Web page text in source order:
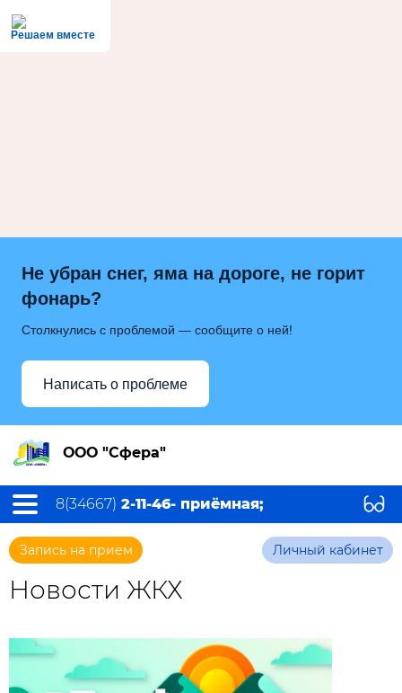
Решаем вместе
Не убран снег, яма на дороге, не горит
фонарь?
Столкнулись с проблемой — сообщите о ней!
Написать о проблеме
ООО "Сфера"
8(34667) 2-11-46- приёмная;
Запись на прием Личный кабинет
Новости ЖКХ